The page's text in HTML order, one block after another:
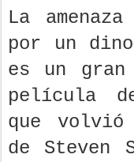
La
por un
es un
película
que
de Steven